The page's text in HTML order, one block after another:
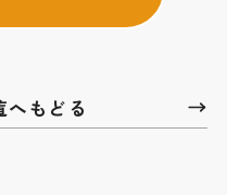
へもどる